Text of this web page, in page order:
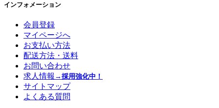
インフォメーション
会員登録
マイページへ
お支払い方法
配送方法・送料
お問い合わせ
求人情報 →採用強化中！
サイトマップ
よくある質問